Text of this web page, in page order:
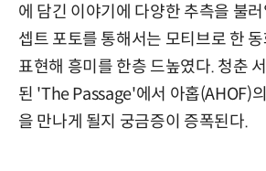
에 담긴 이야기에 다양한 추측을 불
셉트 포토를 통해서는 모티브로 한
표현해 흥미를 한층 드높였다. 청춘
된 'The Passage'에서 아홉(AHOF)
을 만나게 될지 궁금증이 증폭된다.